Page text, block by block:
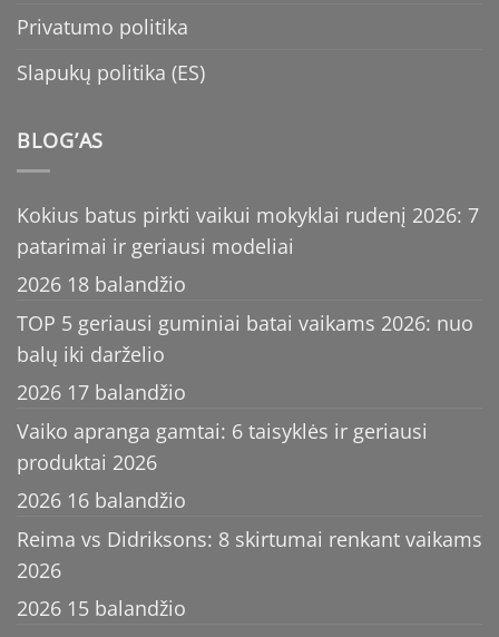
Privatumo politika
Slapukų politika (ES)
BLOG’AS
Kokius batus pirkti vaikui mokyklai rudenį 2026: 7
patarimai ir geriausi modeliai
2026 18 balandžio
TOP 5 geriausi guminiai batai vaikams 2026: nuo
balų iki darželio
2026 17 balandžio
Vaiko apranga gamtai: 6 taisyklės ir geriausi
produktai 2026
2026 16 balandžio
Reima vs Didriksons: 8 skirtumai renkant vaikams
2026
2026 15 balandžio